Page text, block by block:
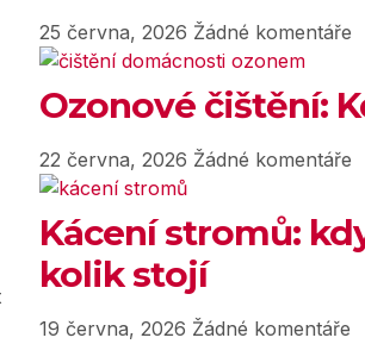
25 června, 2026 Žádné komentáře
Ozonové čištění:
22 června, 2026 Žádné komentáře
Kácení stromů:
kolik stojí
19 června, 2026 Žádné komentáře